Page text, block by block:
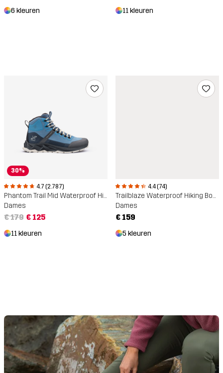
6 kleuren 11 kleuren
30%
4.7 (2.787)
Phantom Trail Mid Waterproof Hiking Boots
Dames
€ 179 € 125
11 kleuren
4.4 (74)
Trailblaze Waterproof Hiking Boots
Dames
€ 159
5 kleuren